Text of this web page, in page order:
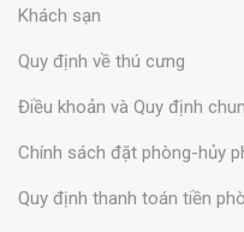
Khách sạn
Quy định về thú cưng
Điều khoản và Quy định
Chính sách đặt phòng-hủy
Quy định thanh toán tiền